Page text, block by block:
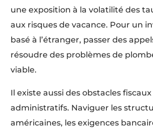
une exposition à la volatilité des
aux risques de vacance. Pour un
basé à l’étranger, passer des
résoudre des problèmes de
viable.
Il existe aussi des obstacles
administratifs. Naviguer les
américaines, les exigences